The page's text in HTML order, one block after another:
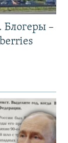
Блогеры –